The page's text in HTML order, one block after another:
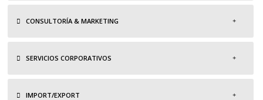
CONSULTORÍA & MARKETING
SERVICIOS CORPORATIVOS
IMPORT/EXPORT